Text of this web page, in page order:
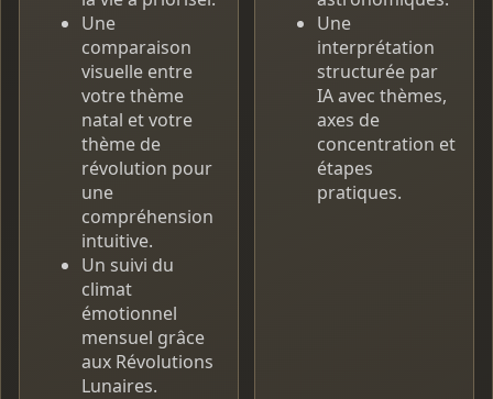
Une
comparaison
visuelle entre
votre thème
natal et votre
thème de
révolution pour
une
compréhension
intuitive.
Un suivi du
climat
émotionnel
mensuel grâce
aux Révolutions
Lunaires.
Une
interprétation
structurée par
IA avec thèmes,
axes de
concentration et
étapes
pratiques.